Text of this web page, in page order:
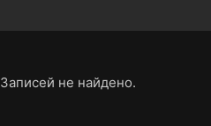
Записей не найдено.